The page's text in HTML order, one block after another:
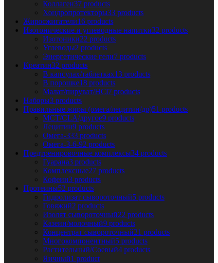
Коллаген37 products
Хондропротекторы33 products
Жиросжигатели16 products
Изотонические и углеводные напитки32 products
Изотоники22 products
Углеводы2 products
Энергетические гели7 products
Креатин32 products
В капсулах/таблетках13 products
В порошке18 products
Малат/пируват/HCl7 products
Наборы3 products
Правильные жиры (омега/лецитин/др)51 products
MCT/CLA/другое9 products
Лецитин9 products
Омега-333 products
Омега-3-6-92 products
Предтренировочные комплексы34 products
Гуарана3 products
Комплексные27 products
Кофеин3 products
Протеины52 products
Гидролизат сывороточный5 products
Говяжий2 products
Изолят сывороточный22 products
Казеин/молочный9 products
Концентрат сывороточный21 products
Многокомпонентный5 products
Растительный/Соевый4 products
Яичный1 product